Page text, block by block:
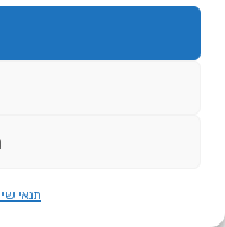
תנאי
קלף הקיסרית- כל
בחזון יוחנן מופיעה אשה
שנים עשר כוכבים, מהם